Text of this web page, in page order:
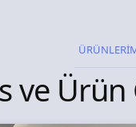
ve Ürün